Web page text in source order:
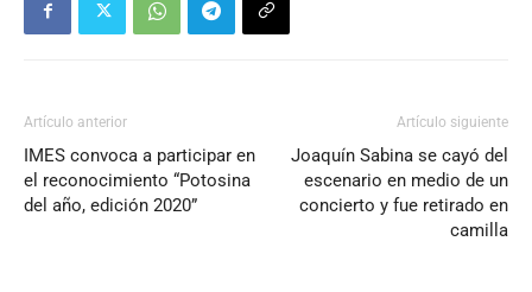
Artículo anterior
IMES convoca a participar en
el reconocimiento “Potosina
del año, edición 2020”
Artículo siguiente
Joaquín Sabina se cayó del
escenario en medio de un
concierto y fue retirado en
camilla